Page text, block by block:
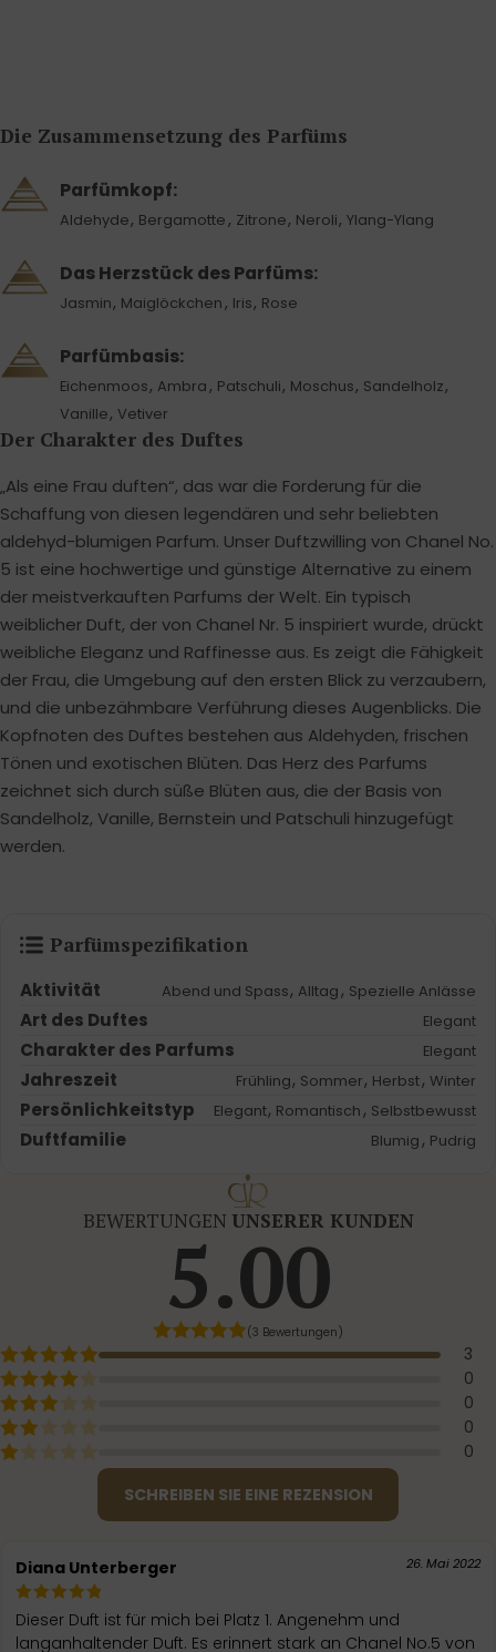
Die Zusammensetzung des Parfüms
Parfümkopf:
Aldehyde, Bergamotte, Zitrone, Neroli, Ylang-Ylang
Das Herzstück des Parfüms:
Jasmin, Maiglöckchen , Iris, Rose
Parfümbasis:
Eichenmoos, Ambra , Patschuli, Moschus, Sandelholz,
Vanille, Vetiver
Der Charakter des Duftes
„Als eine Frau duften“, das war die Forderung für die
Schaffung von diesen legendären und sehr beliebten
aldehyd-blumigen Parfum. Unser Duftzwilling von Chanel No.
5 ist eine hochwertige und günstige Alternative zu einem
der meistverkauften Parfums der Welt. Ein typisch
weiblicher Duft, der von Chanel Nr. 5 inspiriert wurde, drückt
weibliche Eleganz und Raffinesse aus. Es zeigt die Fähigkeit
der Frau, die Umgebung auf den ersten Blick zu verzaubern,
und die unbezähmbare Verführung dieses Augenblicks. Die
Kopfnoten des Duftes bestehen aus Aldehyden, frischen
Tönen und exotischen Blüten. Das Herz des Parfums
zeichnet sich durch süße Blüten aus, die der Basis von
Sandelholz, Vanille, Bernstein und Patschuli hinzugefügt
werden.
Parfümspezifikation
Aktivität Abend und Spass, Alltag , Spezielle Anlässe
Art des Duftes Elegant
Charakter des Parfums Elegant
Jahreszeit Frühling, Sommer, Herbst, Winter
Persönlichkeitstyp Elegant, Romantisch , Selbstbewusst
Duftfamilie Blumig , Pudrig
BEWERTUNGEN UNSERER KUNDEN
5.00
(3 Bewertungen)
3
0
0
0
0
SCHREIBEN SIE EINE REZENSION
Diana Unterberger 26. Mai 2022
Dieser Duft ist für mich bei Platz 1. Angenehm und
langanhaltender Duft. Es erinnert stark an Chanel No.5 von